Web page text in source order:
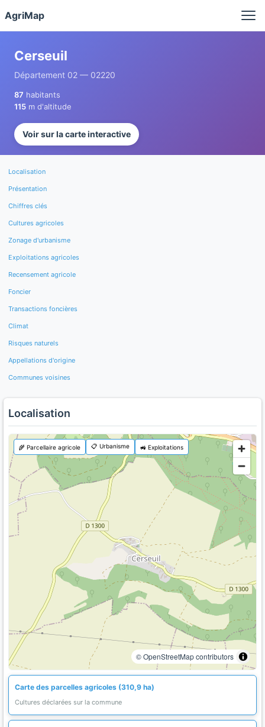
AgriMap
Cerseuil
Département 02 — 02220
87 habitants
115 m d'altitude
Voir sur la carte interactive
Localisation
Présentation
Chiffres clés
Cultures agricoles
Zonage d'urbanisme
Exploitations agricoles
Recensement agricole
Foncier
Transactions foncières
Climat
Risques naturels
Appellations d'origine
Communes voisines
Localisation
© OpenStreetMap contributors
🌾 Parcellaire agricole 📋 Urbanisme 🚜 Exploitations
Carte des parcelles agricoles (310,9 ha)
Cultures déclarées sur la commune